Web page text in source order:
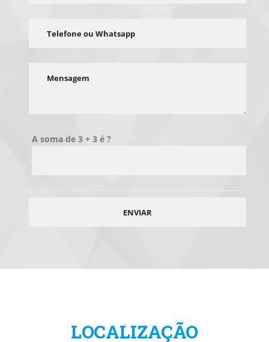
A soma de 3 + 3 é ?
LOCALIZAÇÃO